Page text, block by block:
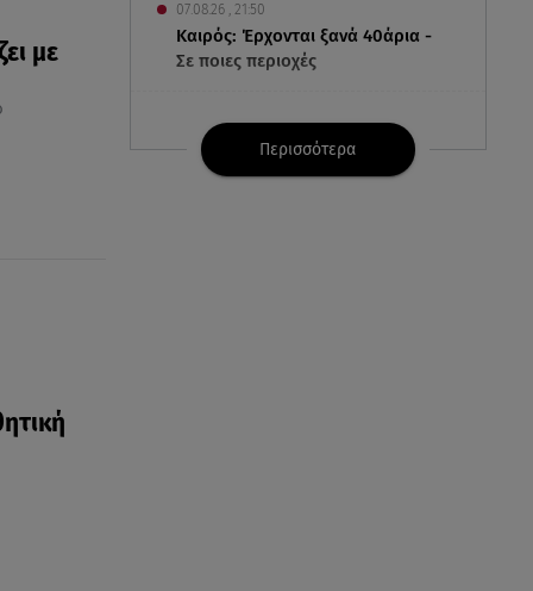
με
07.08.26 , 21:50
Καιρός: Έρχονται ξανά 40άρια -
Σε ποιες περιοχές
07.08.26 , 21:32
Κρήτη: Τουρίστας ρωτούσε
πόσο να πληρώσει για να
Περισσότερα